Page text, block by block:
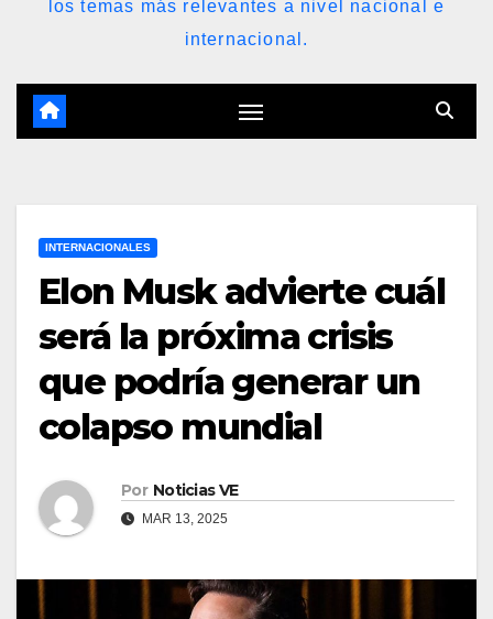
los temas más relevantes a nivel nacional e
internacional.
INTERNACIONALES
Elon Musk advierte cuál
será la próxima crisis
que podría generar un
colapso mundial
Por Noticias VE
MAR 13, 2025